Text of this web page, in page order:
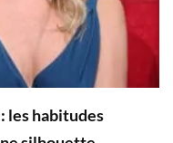
les habitudes